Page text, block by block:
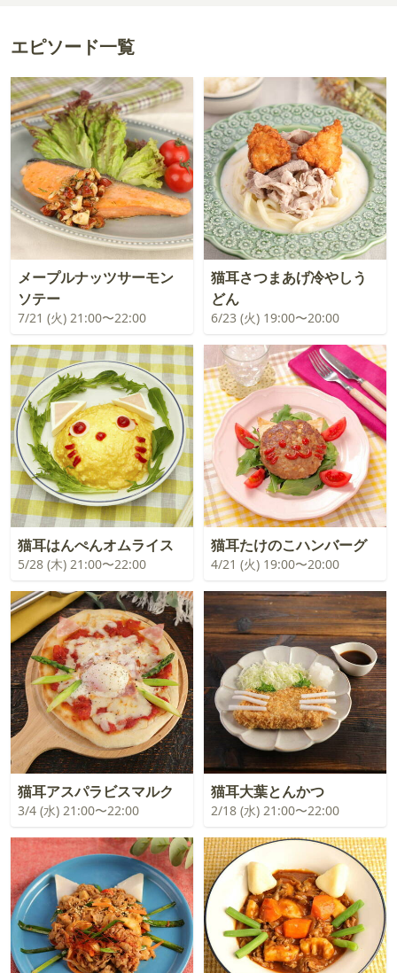
エピソード一覧
メープルナッツサーモン
ソテー
7/21 (火) 21:00〜22:00
猫耳さつまあげ冷やしう
どん
6/23 (火) 19:00〜20:00
猫耳はんぺんオムライス
5/28 (木) 21:00〜22:00
猫耳たけのこハンバーグ
4/21 (火) 19:00〜20:00
猫耳アスパラビスマルク
3/4 (水) 21:00〜22:00
猫耳大葉とんかつ
2/18 (水) 21:00〜22:00